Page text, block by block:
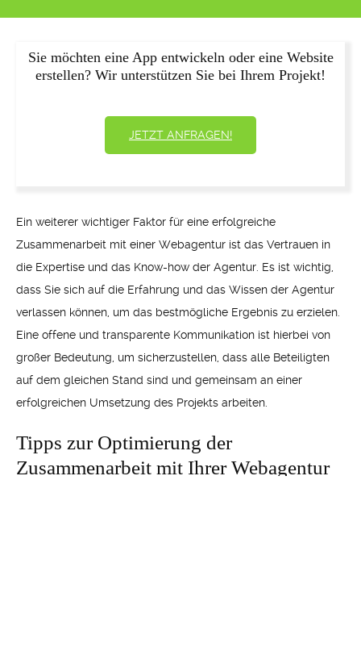
Sie möchten eine App entwickeln oder eine Website
erstellen? Wir unterstützen Sie bei Ihrem Projekt!
JETZT ANFRAGEN!
Ein weiterer wichtiger Faktor für eine erfolgreiche
Zusammenarbeit mit einer Webagentur ist das Vertrauen in
die Expertise und das Know-how der Agentur. Es ist wichtig,
dass Sie sich auf die Erfahrung und das Wissen der Agentur
verlassen können, um das bestmögliche Ergebnis zu erzielen.
Eine offene und transparente Kommunikation ist hierbei von
großer Bedeutung, um sicherzustellen, dass alle Beteiligten
auf dem gleichen Stand sind und gemeinsam an einer
erfolgreichen Umsetzung des Projekts arbeiten.
Tipps zur Optimierung der
Zusammenarbeit mit Ihrer Webagentur